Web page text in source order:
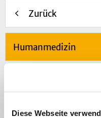
Diese Webseite
Zurück
Humanmedizin